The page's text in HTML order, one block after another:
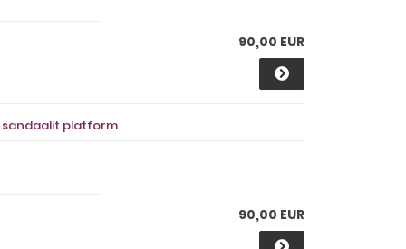
90,00 EUR
sandaalit platform
90,00 EUR